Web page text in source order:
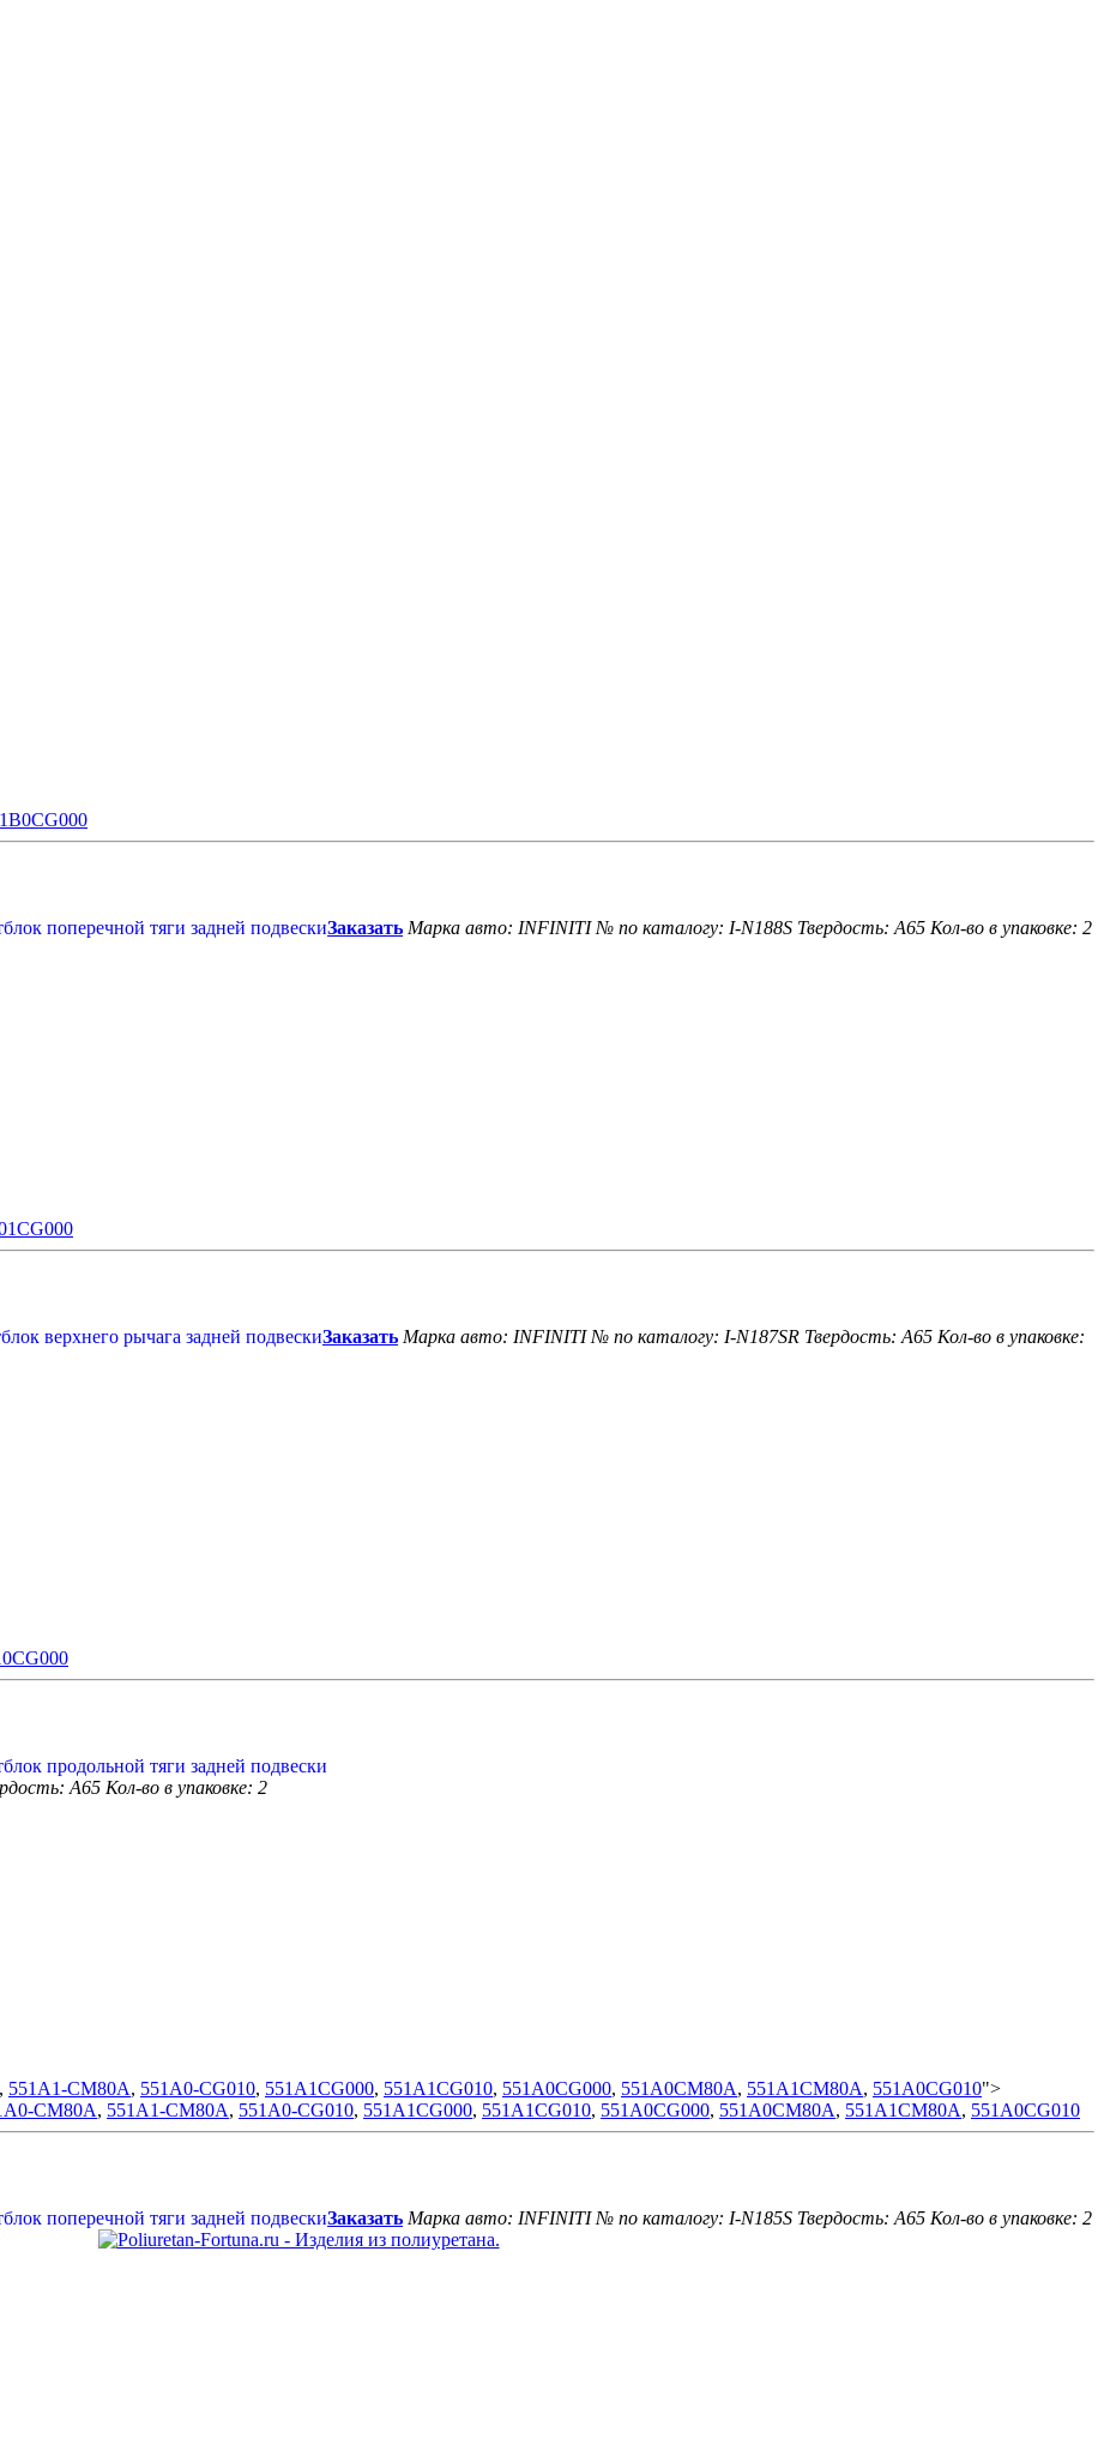
Заказать Марка авто: INFINITI № по каталогу: I-N188S Твердость: A65 Кол-во в упаковке: 2
Заказать Марка авто: INFINITI № по каталогу: I-N187SR Твердость: A65 Кол-во в упаковке:
A65 Кол-во в упаковке: 2
, 551A1-CM80A, 551A0-CG010, 551A1CG000, 551A1CG010, 551A0CG000, 551A0CM80A, 551A1CM80A, 551A0CG010">
CM80A, 551A1-CM80A, 551A0-CG010, 551A1CG000, 551A1CG010, 551A0CG000, 551A0CM80A, 551A1CM80A, 551A0CG010
Заказать Марка авто: INFINITI № по каталогу: I-N185S Твердость: A65 Кол-во в упаковке: 2